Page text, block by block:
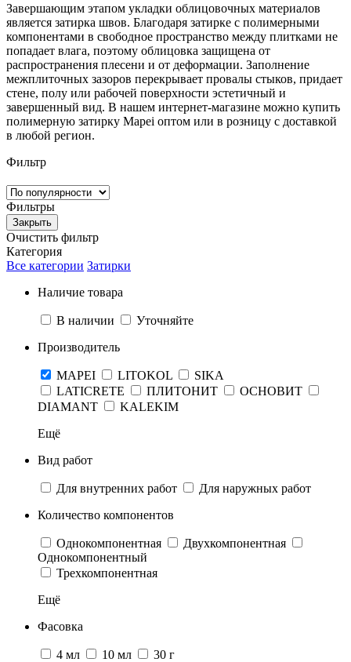
Завершающим этапом укладки облицовочных материалов
является затирка швов. Благодаря затирке с полимерными
компонентами в свободное пространство между плитками не
попадает влага, поэтому облицовка защищена от
распространения плесени и от деформации. Заполнение
межплиточных зазоров перекрывает провалы стыков, придает
стене, полу или рабочей поверхности эстетичный и
завершенный вид. В нашем интернет-магазине можно купить
полимерную затирку Mapei оптом или в розницу с доставкой
в любой регион.
Фильтр
Фильтры
Закрыть
Очистить фильтр
Категория
Все категории Затирки
Наличие товара
В наличии
Уточняйте
Производитель
MAPEI LITOKOL
SIKA
LATICRETE
ПЛИТОНИТ
ОСНОВИТ
DIAMANT
KALEKIM
Ещё
Вид работ
Для внутренних работ
Для наружных работ
Количество компонентов
Однокомпонентная
Двухкомпонентная
Однокомпонентный
Трехкомпонентная
Ещё
Фасовка
4 мл 10 мл
30 г